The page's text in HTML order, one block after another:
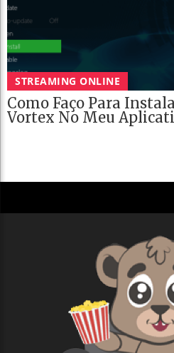
STREAMING ONLINE
Como Faço Para
Vortex No Meu